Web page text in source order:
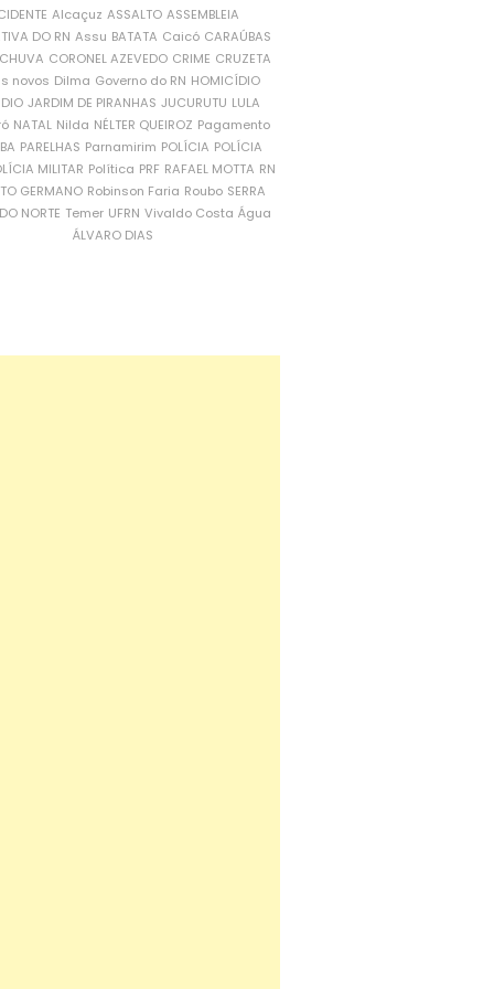
Alcaçuz ASSALTO ASSEMBLEIA
DO RN Assu BATATA Caicó CARAÚBAS
CORONEL AZEVEDO CRIME CRUZETA
novos Dilma Governo do RN HOMICÍDIO
JARDIM DE PIRANHAS JUCURUTU LULA
NATAL Nilda NÉLTER QUEIROZ Pagamento
PARELHAS Parnamirim POLÍCIA POLÍCIA
MILITAR Política PRF RAFAEL MOTTA RN
GERMANO Robinson Faria Roubo SERRA
NORTE Temer UFRN Vivaldo Costa Água
ÁLVARO DIAS